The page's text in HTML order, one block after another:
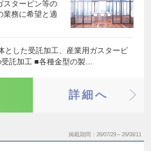
スタービン等の
業務に希望と適
とした受託加工、産業用ガスタービ
託加工 ■各種金型の製…
詳細へ
掲載期間 26/07/29～26/08/11